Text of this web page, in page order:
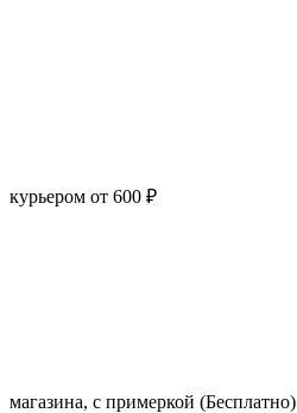
курьером от 600 ₽
магазина, с примеркой (Бесплатно)